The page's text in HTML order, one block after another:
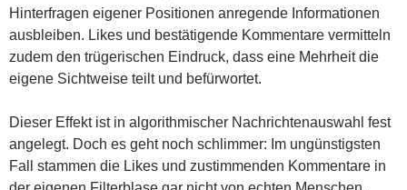
Hinterfragen eigener Positionen anregende Informationen
ausbleiben. Likes und bestätigende Kommentare vermitteln
zudem den trügerischen Eindruck, dass eine Mehrheit die
eigene Sichtweise teilt und befürwortet.
Dieser Effekt ist in algorithmischer Nachrichtenauswahl fest
angelegt. Doch es geht noch schlimmer: Im ungünstigsten
Fall stammen die Likes und zustimmenden Kommentare in